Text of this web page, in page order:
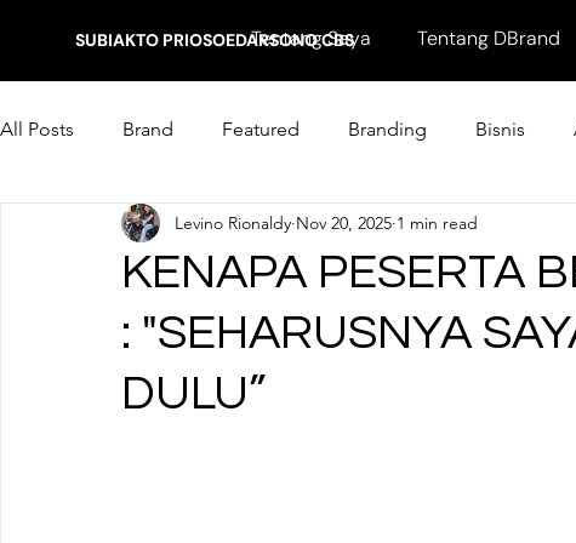
SUBIAKTO PRIOSOEDARSONO CBS
Tentang Saya Tentang DBrand
All Posts Brand Featured Branding Bisnis
Marketing
KENAPA PESERTA
: "SEHARUSNYA
DULU”
Levino Rionaldy Nov 20, 2025 1 min read